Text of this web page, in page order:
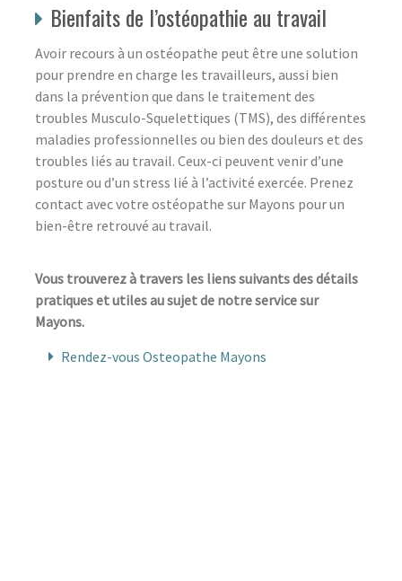
Bienfaits de l’ostéopathie au travail
Avoir recours à un ostéopathe peut être une solution
pour prendre en charge les travailleurs, aussi bien
dans la prévention que dans le traitement des
troubles Musculo-Squelettiques (TMS), des différentes
maladies professionnelles ou bien des douleurs et des
troubles liés au travail. Ceux-ci peuvent venir d’une
posture ou d’un stress lié à l’activité exercée. Prenez
contact avec votre ostéopathe sur Mayons pour un
bien-être retrouvé au travail.
Vous trouverez à travers les liens suivants des détails
pratiques et utiles au sujet de notre service sur
Mayons.
Rendez-vous Osteopathe Mayons